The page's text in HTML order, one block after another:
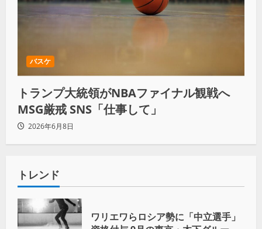
バスケ
トランプ大統領がNBAファイナル観戦へ
MSG厳戒 SNS「仕事して」
2026年6月8日
トレンド
ワリエワらロシア勢に「中立選手」